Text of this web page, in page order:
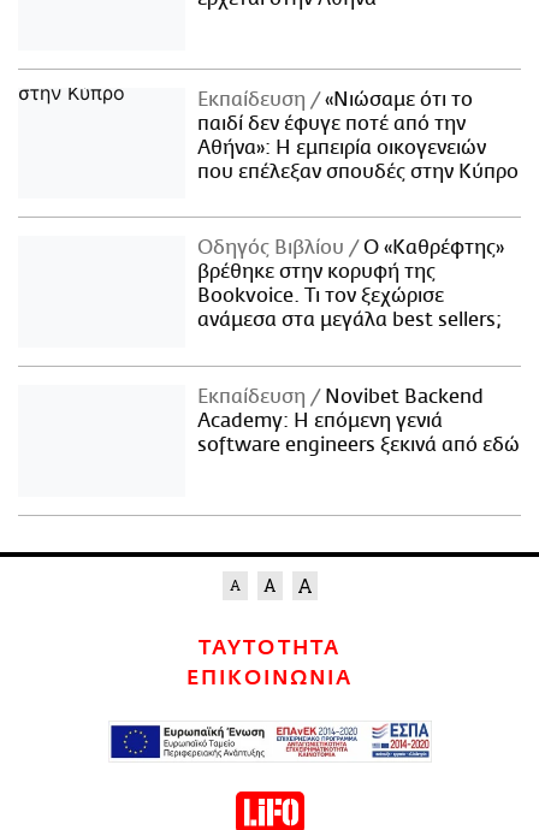
Εκπαίδευση
«Νιώσαμε ότι το
παιδί δεν έφυγε ποτέ από την
Αθήνα»: Η εμπειρία οικογενειών
που επέλεξαν σπουδές στην Κύπρο
Οδηγός Βιβλίου
Ο «Καθρέφτης»
βρέθηκε στην κορυφή της
Bookvoice. Τι τον ξεχώρισε
ανάμεσα στα μεγάλα best sellers;
Εκπαίδευση
Novibet Backend
Academy: Η επόμενη γενιά
software engineers ξεκινά από εδώ
ΤΑΥΤΟΤΗΤΑ
ΕΠΙΚΟΙΝΩΝΙΑ